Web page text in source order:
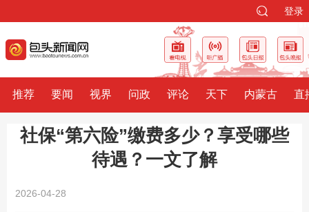
登录
推荐 要闻 视界 问政 评论 天下 内蒙古 直
社保“第六险”缴费多少？享受哪些
待遇？一文了解
2026-04-28